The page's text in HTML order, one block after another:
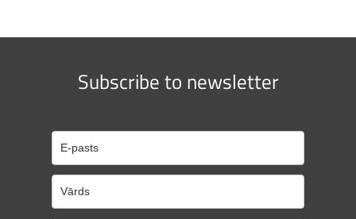
Subscribe to newsletter